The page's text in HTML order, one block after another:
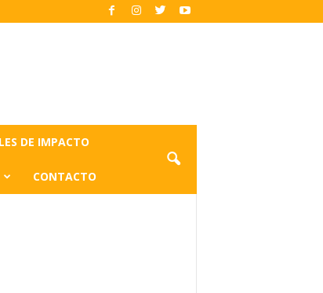
DE IMPACTO
CONTACTO